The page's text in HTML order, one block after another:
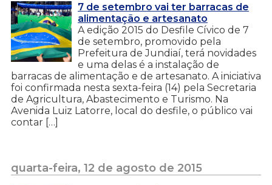
7 de setembro vai ter barracas de
alimentação e artesanato
A edição 2015 do Desfile Cívico de 7
de setembro, promovido pela
Prefeitura de Jundiaí, terá novidades
e uma delas é a instalação de
barracas de alimentação e de artesanato. A iniciativa
foi confirmada nesta sexta-feira (14) pela Secretaria
de Agricultura, Abastecimento e Turismo. Na
Avenida Luiz Latorre, local do desfile, o público vai
contar […]
quarta-feira, 12 de agosto de 2015